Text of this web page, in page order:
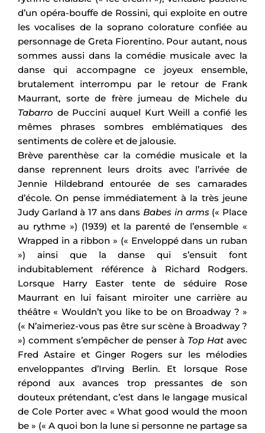
d’un opéra-bouffe de Rossini, qui exploite en outre
les vocalises de la soprano colorature confiée au
personnage de Greta Fiorentino. Pour autant, nous
sommes aussi dans la comédie musicale avec la
danse qui accompagne ce joyeux ensemble,
brutalement interrompu par le retour de Frank
Maurrant, sorte de frère jumeau de Michele du
Tabarro de Puccini auquel Kurt Weill a confié les
mêmes phrases sombres emblématiques des
sentiments de colère et de jalousie.
Brève parenthèse car la comédie musicale et la
danse reprennent leurs droits avec l’arrivée de
Jennie Hildebrand entourée de ses camarades
d’école. On pense immédiatement à la très jeune
Judy Garland à 17 ans dansBabes in arms (« Place
au rythme ») (1939) et la parenté de l’ensemble «
Wrapped in a ribbon » (« Enveloppé dans un ruban
») ainsi que la danse qui s’ensuit font
indubitablement référence à Richard Rodgers.
Lorsque Harry Easter tente de séduire Rose
Maurrant en lui faisant miroiter une carrière au
théâtre « Wouldn’t you like to be on Broadway ? »
(« N’aimeriez-vous pas être sur scène à Broadway ?
») comment s’empêcher de penser à Top Hat avec
Fred Astaire et Ginger Rogers sur les mélodies
enveloppantes d’Irving Berlin. Et lorsque Rose
répond aux avances trop pressantes de son
douteux prétendant, c’est dans le langage musical
de Cole Porter avec « What good would the moon
be » (« A quoi bon la lune si personne ne partage sa